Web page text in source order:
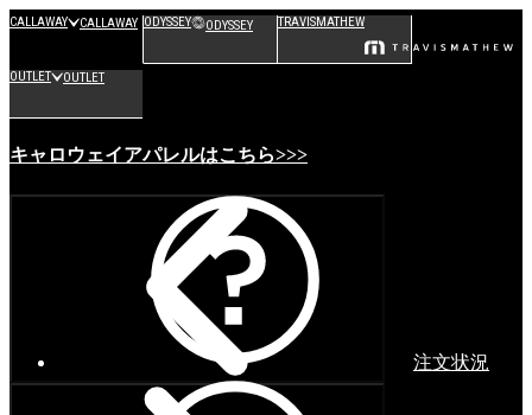
CALLAWAY CALLAWAY ODYSSEY ODYSSEY TRAVISMATHEW
OUTLET OUTLET
キャロウェイアパレルはこちら>>>
注文状況